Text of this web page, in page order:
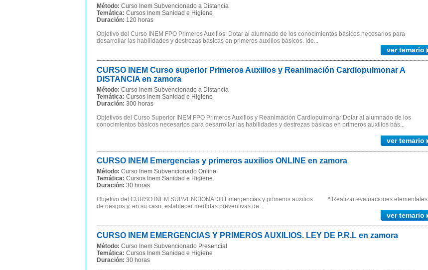
Método: Curso Inem Subvencionado a Distancia
Temática: Cursos Inem Sanidad e Higiene
Duración: 120 horas
Objetivo del Curso INEM FPO Primeros Auxilios: Dotar al alumnado de los conocimientos básicos necesarios para
desarrollar las habilidades y destrezas básicas en primeros auxilios básicos. Ide...
ver temario
CURSO INEM Curso superior Primeros Auxilios y Reanimación Cardiopulmonar A
DISTANCIA en zamora
Método: Curso Inem Subvencionado a Distancia
Temática: Cursos Inem Sanidad e Higiene
Duración: 300 horas
Objetivos del Curso Superior INEM FPO Primeros Auxilios y Reanimación Cardiopulmonar:Dotar al alumnado de los
conocimientos básicos necesarios para desarrollar las habilidades y destrezas básicas en primeros auxilios bás...
ver temario
CURSO INEM Emergencias y primeros auxilios ONLINE en zamora
Método: Curso Inem Subvencionado Online
Temática: Cursos Inem Sanidad e Higiene
Duración: 30 horas
Objetivo del CURSO INEM SUBVENCIONADO Emergencias y primeros auxilios: * Realizar evaluaciones elementales
de riesgos y, en su caso, establecer medidas preventivas de...
ver temario
CURSO INEM EMERGENCIAS Y PRIMEROS AUXILIOS. LEY DE P.R.L en zamora
Método: Curso Inem Subvencionado Presencial
Temática: Cursos Inem Sanidad e Higiene
Duración: 30 horas